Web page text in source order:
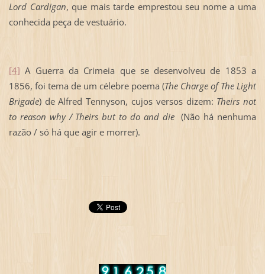
Lord Cardigan, que mais tarde emprestou seu nome a uma
conhecida peça de vestuário.
[4] A Guerra da Crimeia que se desenvolveu de 1853 a
1856, foi tema de um célebre poema (The Charge of The Light
Brigade) de Alfred Tennyson, cujos versos dizem: Theirs not
to reason why / Theirs but to do and die(Não há nenhuma
razão / só há que agir e morrer).